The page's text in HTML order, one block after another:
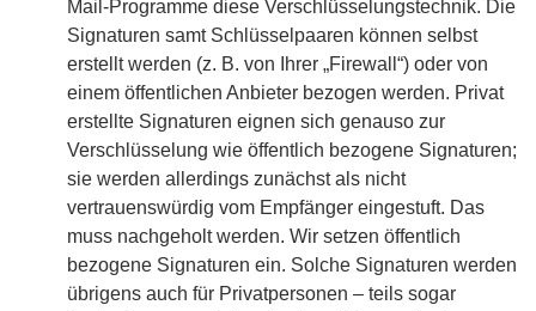
Mail-Programme diese Verschlüsselungstechnik. Die
Signaturen samt Schlüsselpaaren können selbst
erstellt werden (z. B. von Ihrer „Firewall“) oder von
einem öffentlichen Anbieter bezogen werden. Privat
erstellte Signaturen eignen sich genauso zur
Verschlüsselung wie öffentlich bezogene Signaturen;
sie werden allerdings zunächst als nicht
vertrauenswürdig vom Empfänger eingestuft. Das
muss nachgeholt werden. Wir setzen öffentlich
bezogene Signaturen ein. Solche Signaturen werden
übrigens auch für Privatpersonen – teils sogar